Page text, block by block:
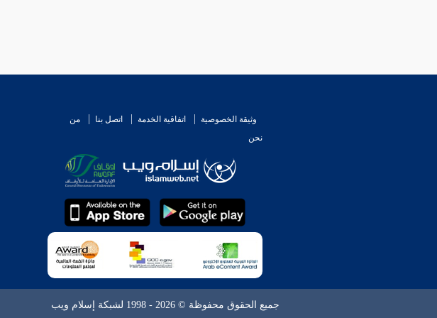
وثيقة الخصوصية اتفاقية الخدمة اتصل بنا
من
نحن
جميع الحقوق محفوظة © 2026 - 1998 لشبكة إسلام ويب